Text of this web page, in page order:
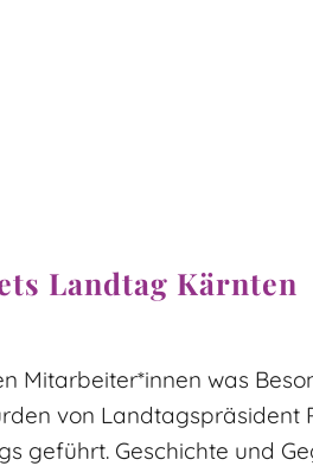
Landtag Kärnten
Mitarbeiter*innen was
von
geführt. Geschichte und